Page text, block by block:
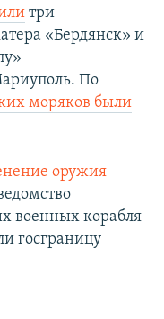
три
«Бердянск» и
–
По
моряков были
оружия
военных корабля
госграницу